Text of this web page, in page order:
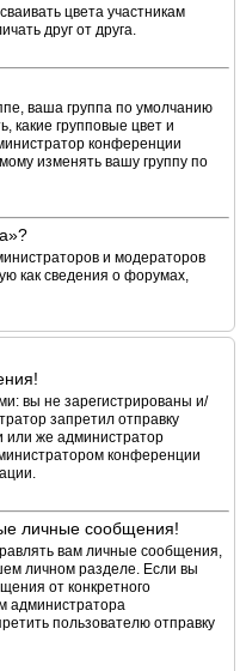
цвета участникам
друг от друга.
ваша группа по умолчанию
какие групповые цвет и
конференции
изменять вашу группу по
и модераторов
как сведения о форумах,
вы не зарегистрированы и/
запретил отправку
или же администратор
конференции
личные сообщения!
вам личные сообщения,
личном разделе. Если вы
от конкретного
администратора
пользователю отправку